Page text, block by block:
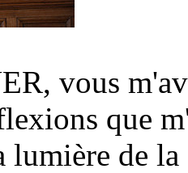
vous
que
de la